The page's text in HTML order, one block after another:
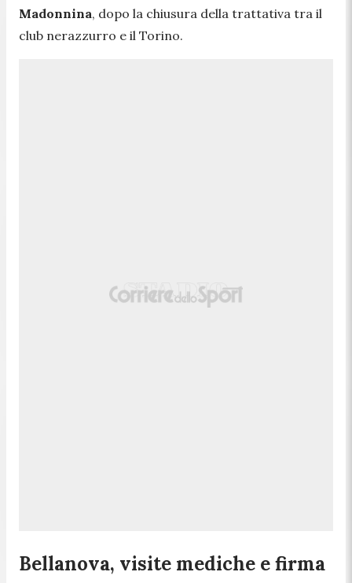
Madonnina, dopo la chiusura della trattativa tra il
club nerazzurro e il Torino.
Bellanova, visite mediche e firma